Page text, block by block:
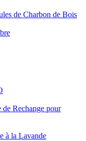
de Charbon de Bois
Rechange pour
à la Lavande